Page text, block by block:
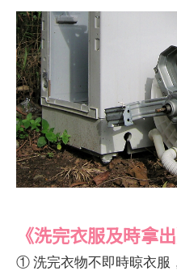
《洗完衣服及時拿出
① 洗完衣物不即時晾衣服